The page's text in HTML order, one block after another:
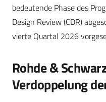
bedeutende Phase des
Design Review (CDR)
vierte Quartal 2026
Rohde &
Verdoppelung